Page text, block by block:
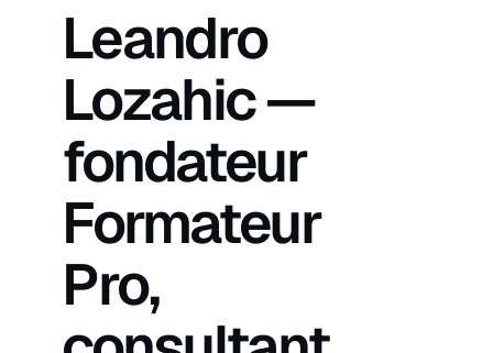
Leandro
Lozahic —
fondateur
Formateur
Pro,